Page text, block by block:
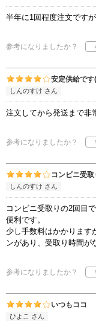
半年に1回程度注文です
参考になりましたか？
安定供給で
しんのすけ さん
注文してから発送まで非
参考になりましたか？
コンビニ受取
しんのすけ さん
コンビニ受取りの2回目
便利です。
少し手数料はかかります
ンがあり、受取り時間が
参考になりましたか？
いつもココ
ひよこ さん